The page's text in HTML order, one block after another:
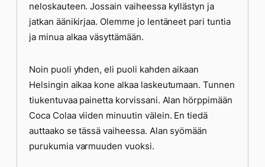
neloskauteen. Jossain vaiheessa kyllästyn ja
jatkan äänikirjaa. Olemme jo lentäneet pari tuntia
ja minua alkaa väsyttämään.
Noin puoli yhden, eli puoli kahden aikaan
Helsingin aikaa kone alkaa laskeutumaan. Tunnen
tiukentuvaa painetta korvissani. Alan hörppimään
Coca Colaa viiden minuutin välein. En tiedä
auttaako se tässä vaiheessa. Alan syömään
purukumia varmuuden vuoksi.